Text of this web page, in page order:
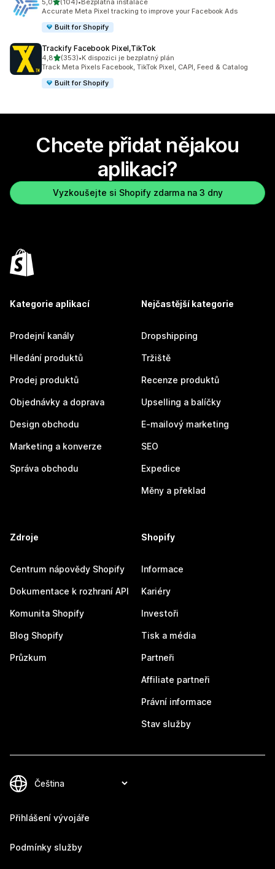
5,0 (104)
Celkový počet recenzí: 104
•Bezplatná instalace
Accurate Meta Pixel tracking to improve your Facebook Ads
Built for Shopify
Trackify Facebook Pixel,TikTok
4,8z 5 hvězd
(353)
Celkový počet recenzí: 353
•K dispozici je bezplatný plán
Track Meta Pixels Facebook, TikTok Pixel, CAPI, Feed & Catalog
Built for Shopify
Chcete přidat nějakou
aplikaci?
Vyzkoušejte si Shopify zdarma na 3 dny
Kategorie aplikací
Prodejní kanály
Hledání produktů
Prodej produktů
Objednávky a doprava
Design obchodu
Marketing a konverze
Správa obchodu
Nejčastější kategorie
Dropshipping
Tržiště
Recenze produktů
Upselling a balíčky
E-mailový marketing
SEO
Expedice
Měny a překlad
Zdroje
Centrum nápovědy Shopify
Dokumentace k rozhraní API
Komunita Shopify
Blog Shopify
Průzkum
Shopify
Informace
Kariéry
Investoři
Tisk a média
Partneři
Affiliate partneři
Právní informace
Stav služby
Přihlášení vývojáře
Podmínky služby